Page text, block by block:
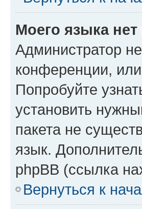
Моего языка нет
Администратор
конференции,
Попробуйте
установить
пакета не
язык.
phpBB (ссылка
Вернуться к